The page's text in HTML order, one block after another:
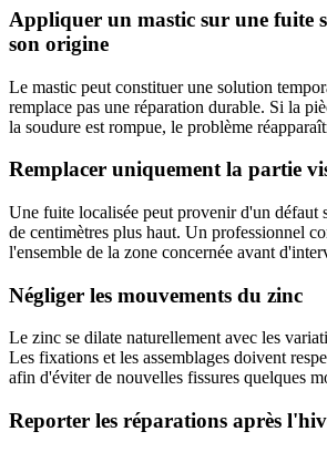
Appliquer un mastic sur une fuite
son origine
Le mastic peut constituer une solution
remplace pas une réparation durable. Si la
la soudure est rompue, le problème
Remplacer uniquement la partie
Une fuite localisée peut provenir d'un défaut
de centimètres plus haut. Un professionnel
l'ensemble de la zone concernée avant
Négliger les mouvements du zinc
Le zinc se dilate naturellement avec les
Les fixations et les assemblages doivent
afin d'éviter de nouvelles fissures quelques
Reporter les réparations après